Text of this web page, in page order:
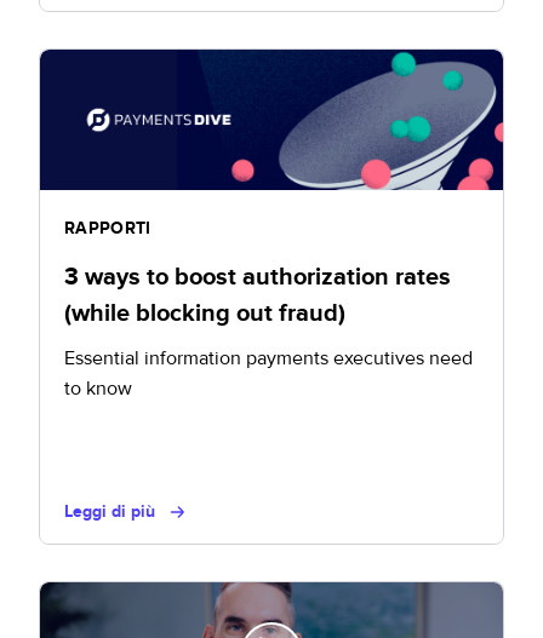
RAPPORTI
3 ways to boost authorization rates
(while blocking out fraud)
Essential information payments executives need
to know
Leggi di più